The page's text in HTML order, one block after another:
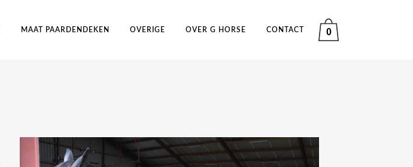
0
MAAT PAARDENDEKEN OVERIGE OVER G HORSE CONTACT